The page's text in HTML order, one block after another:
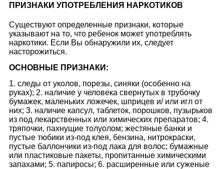
ПРИЗНАКИ УПОТРЕБЛЕНИЯ НАРКОТИКОВ
Существуют определенные признаки, которые
указывают на то, что ребенок может употреблять
наркотики. Если Вы обнаружили их, следует
насторожиться.
ОСНОВНЫЕ ПРИЗНАКИ:
1. следы от уколов, порезы, синяки (особенно на
руках); 2. наличие у человека свернутых в трубочку
бумажек, маленьких ложечек, шприцев и/ или игл от
них; 3. наличие капсул, таблеток, порошков, пузырьков
из под лекарственных или химических препаратов; 4.
тряпочки, пахнущие толуолом; жестяные банки и
пустые тюбики из-под клея, бензина, нитрокраски,
пустые баллончики из-под лака для волос; бумажные
или пластиковые пакеты, пропитанные химическими
запахами; 5. папиросы; 6. расширенные или суженые